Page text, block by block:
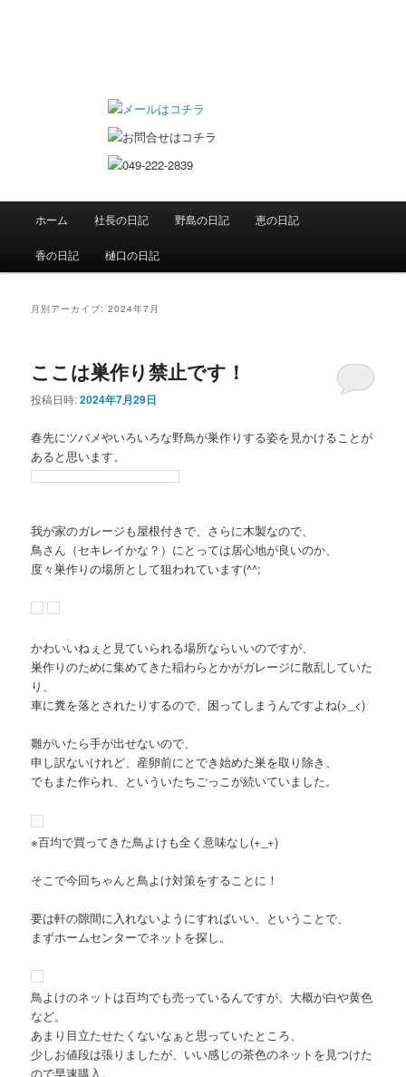
恵の日記 双子ママのお仕事日記
メインコンテンツへ移動
サブコンテンツへ移動
ホーム 社長の日記 野島の日記 恵の日記
香の日記 樋口の日記
月別アーカイブ:2024年7月
ここは巣作り禁止です！
投稿日時:2024年7月29日
春先にツバメやいろいろな野鳥が巣作りする姿を見かけることが
あると思います。
我が家のガレージも屋根付きで、さらに木製なので、
鳥さん（セキレイかな？）にとっては居心地が良いのか、
度々巣作りの場所として狙われています(^^;
かわいいねぇと見ていられる場所ならいいのですが、
巣作りのために集めてきた稲わらとかがガレージに散乱していた
り、
車に糞を落とされたりするので、困ってしまうんですよね(>_<)
雛がいたら手が出せないので、
申し訳ないけれど、産卵前にとでき始めた巣を取り除き、
でもまた作られ、といういたちごっこが続いていました。
※百均で買ってきた鳥よけも全く意味なし(+_+)
そこで今回ちゃんと鳥よけ対策をすることに！
要は軒の隙間に入れないようにすればいい、ということで、
まずホームセンターでネットを探し。
鳥よけのネットは百均でも売っているんですが、大概が白や黄色
など。
あまり目立たせたくないなぁと思っていたところ、
少しお値段は張りましたが、いい感じの茶色のネットを見つけた
ので早速購入。